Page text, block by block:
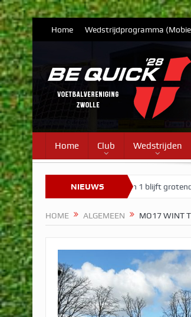
Home Wedstrijdprogramma
Home Club Wedstrijden
NIEUWS
Selectie Vrouwen 1 blijft grotendeels intact
HOME ALGEMEEN MO17 WINT